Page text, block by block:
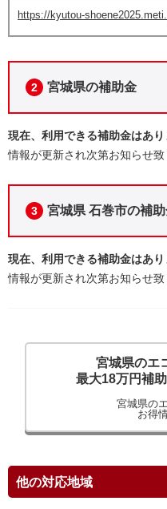
https://kyutou-
2 宮城県の補助金
現在、利用できる補助金はあ
情報が更新され次第お知らせ致
3 宮城県 石巻市の補
現在、利用できる補助金はあ
情報が更新され次第お知らせ致
宮城県のエ
最大18万円補
宮城県の
お得
他の対応地域